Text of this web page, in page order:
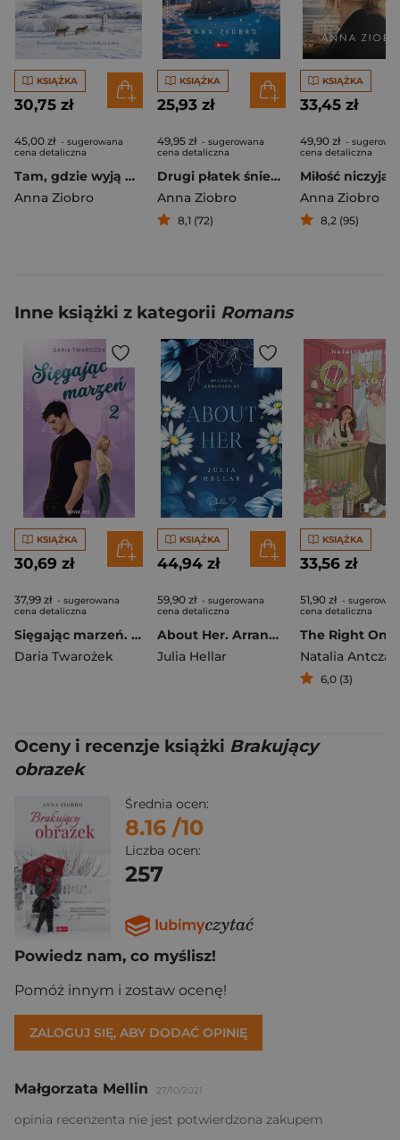
KSIĄŻKA
30,75 zł
45,00 zł - sugerowana
cena detaliczna
Tam, gdzie wyją wilki
Anna Ziobro
KSIĄŻKA
25,93 zł
49,95 zł - sugerowana
cena detaliczna
Drugi płatek śniegu
Anna Ziobro
8,1 (72)
KSIĄŻKA
33,45 zł
49,90 zł -
cena detaliczna
Miłość niczyja
Anna Ziobro
8,2 (95)
Inne książki z kategorii Romans
KSIĄŻKA
30,69 zł
37,99 zł - sugerowana
cena detaliczna
Sięgając marzeń. Tom 2
Daria Twarożek
KSIĄŻKA
44,94 zł
59,90 zł - sugerowana
cena detaliczna
About Her. Arranged. Tom 2
Julia Hellar
KSIĄŻKA
33,56 zł
51,90 zł -
cena detaliczna
The Right One
Natalia Antczak
6,0 (3)
Oceny i recenzje książki Brakujący
obrazek
Średnia ocen:
8.16 /10
Liczba ocen:
257
Powiedz nam, co myślisz!
Pomóż innym i zostaw ocenę!
ZALOGUJ SIĘ, ABY DODAĆ OPINIĘ
Małgorzata Mellin 27/10/2021
opinia recenzenta nie jest potwierdzona zakupem